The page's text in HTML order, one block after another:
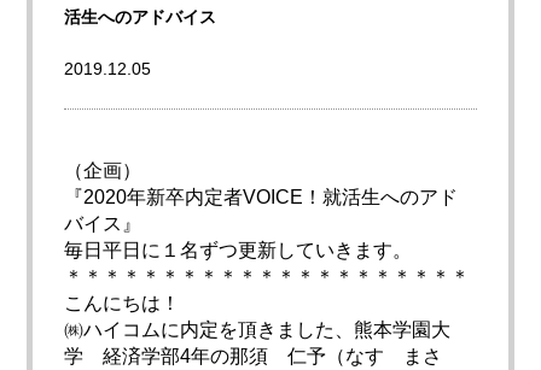
活生へのアドバイス
2019.12.05
（企画）
『2020年新卒内定者VOICE！就活生へのアド
バイス』
毎日平日に１名ずつ更新していきます。
＊＊＊＊＊＊＊＊＊＊＊＊＊＊＊＊＊＊＊＊＊
こんにちは！
㈱ハイコムに内定を頂きました、熊本学園大
学 経済学部4年の那須 仁予（なす まさ